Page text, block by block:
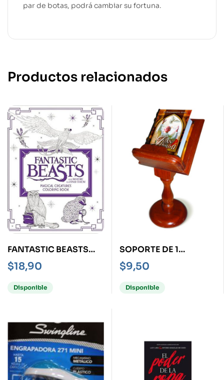
par de botas, podrá cambiar su fortuna.
Productos relacionados
FANTASTIC BEASTS
AND WHERE TO FIND
THEM: MAGICAL
CREATURES
$18,90
Disponible
SOPORTE DE 1
MINILIBRO -
PEDESTAL-
$9,50
Disponible